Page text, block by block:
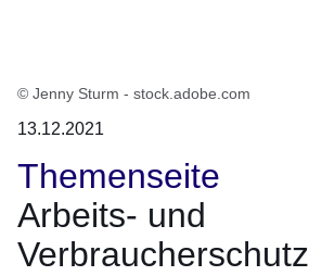
© Jenny Sturm - stock.adobe.com
13.12.2021
Themenseite
Arbeits- und
Verbraucherschutz